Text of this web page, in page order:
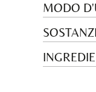
MODO